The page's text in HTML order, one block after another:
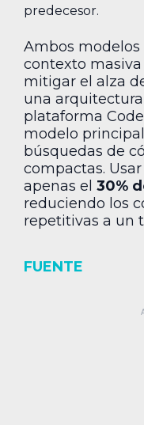
predecesor.
Ambos
contexto masiva
mitigar el alza
una
plataforma
modelo
búsquedas de
compactas.
apenas el 30%
reduciendo los
repetitivas a un
FUENTE